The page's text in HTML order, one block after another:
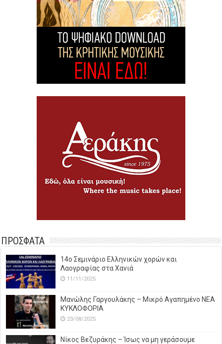
ΠΡΟΣΦΑΤΑ
14o Σεμινάριο Ελληνικών χορών και
Λαογραφίας στα Χανιά
11/11/2025
Μανώλης Γαργουλάκης – Μικρό Αγαπημένο NEΑ
ΚΥΚΛΟΦΟΡΙΑ
23/08/2025
Νίκος Βεζυράκης – Ίσως να μη γεράσουμε